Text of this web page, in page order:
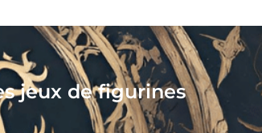
jouez, lisez :